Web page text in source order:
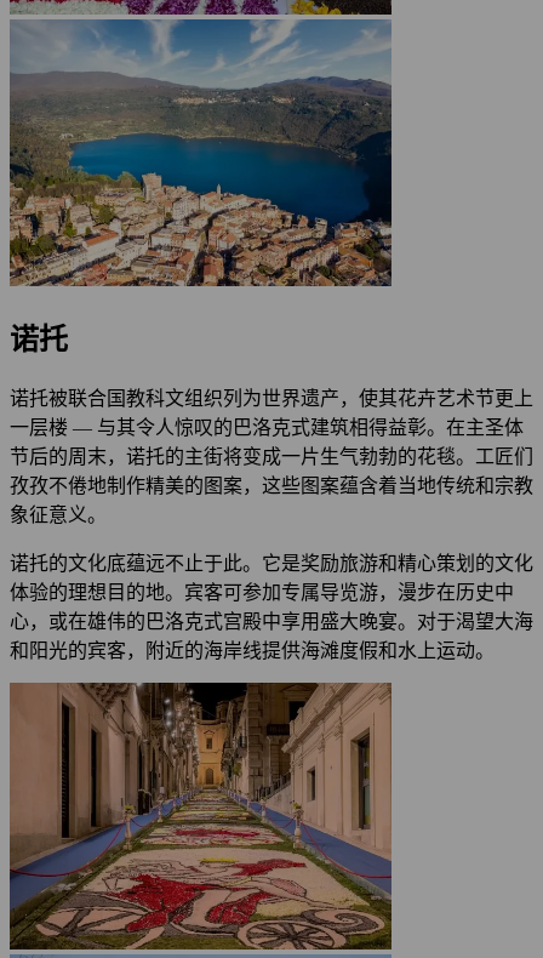
诺托
诺托被联合国教科文组织列为世界遗产，使其花卉艺术节更上
一层楼 — 与其令人惊叹的巴洛克式建筑相得益彰。在主圣体
节后的周末，诺托的主街将变成一片生气勃勃的花毯。工匠们
孜孜不倦地制作精美的图案，这些图案蕴含着当地传统和宗教
象征意义。
诺托的文化底蕴远不止于此。它是奖励旅游和精心策划的文化
体验的理想目的地。宾客可参加专属导览游，漫步在历史中
心，或在雄伟的巴洛克式宫殿中享用盛大晚宴。对于渴望大海
和阳光的宾客，附近的海岸线提供海滩度假和水上运动。